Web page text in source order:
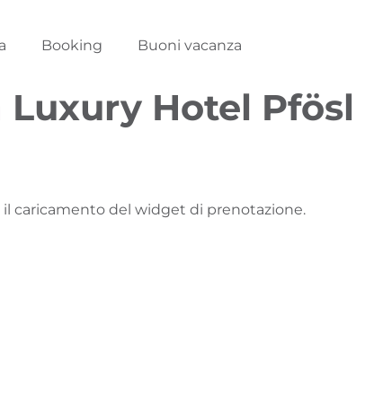
Booking Buoni vacanza
Hotel Pfösl
caricamento del widget di prenotazione.